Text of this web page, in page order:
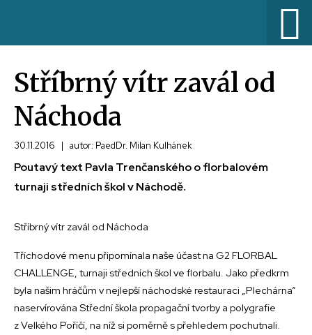
Stříbrný vítr zavál od
Náchoda
30.11.2016 | autor: PaedDr. Milan Kulhánek
Poutavý text Pavla Trenčanského o florbalovém
turnaji středních škol v Náchodě.
Stříbrný vítr zavál od Náchoda
Tříchodové menu připomínala naše účast na G2 FLORBAL
CHALLENGE, turnaji středních škol ve florbalu. Jako předkrm
byla našim hráčům v nejlepší náchodské restauraci „Plechárna“
naservírována Střední škola propagační tvorby a polygrafie
z Velkého Poříčí, na níž si poměrně s přehledem pochutnali.